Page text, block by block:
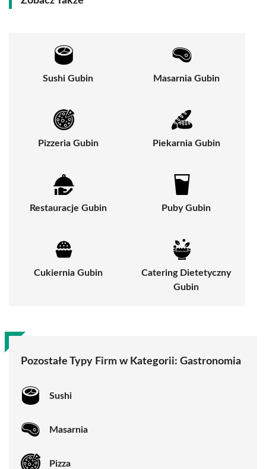
Sushi Gubin Masarnia Gubin
Pizzeria Gubin Piekarnia Gubin
Restauracje Gubin Puby Gubin
Cukiernia Gubin
Catering Dietetyczny
Gubin
Pozostałe Typy Firm w Kategorii: Gastronomia
Sushi
Masarnia
Pizza